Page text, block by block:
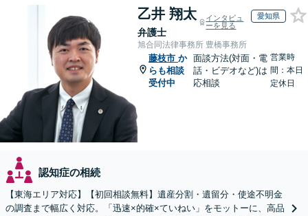
乙井 翔太
弁護士
インタビュ
ーを見る
愛知県
旭合同法律事務所 豊橋事務所
藤枝市 か
らも相談
受付中
面談方法(対面・電
話・ビデオなど)は
応相談
営業時
間：本日
定休日
認知症の相続
【東海エリア対応】【初回相談無料】遺産分割・遺留分・使途不明金
の調査まで幅広く対応。「迅速×的確×ていねい」をモットーに、高品